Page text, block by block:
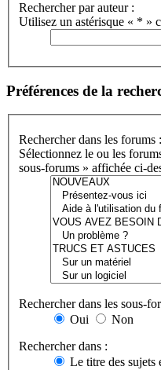
Rechercher par auteur :
Utilisez un astérisque « * »
Préférences de la
Rechercher dans les forums :
Sélectionnez le ou les
sous-forums » affichée ci-
Rechercher dans les sous-
Oui
Non
Rechercher dans :
Le titre des sujets